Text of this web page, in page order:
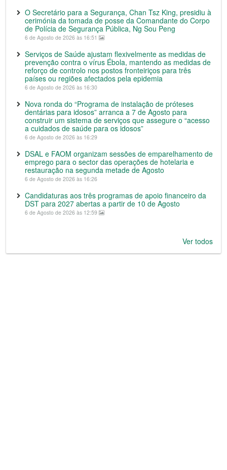
O Secretário para a Segurança, Chan Tsz King, presidiu à
cerimónia da tomada de posse da Comandante do Corpo
de Polícia de Segurança Pública, Ng Sou Peng
6 de Agosto de 2026 às 16:51
Serviços de Saúde ajustam flexivelmente as medidas de
prevenção contra o vírus Ébola, mantendo as medidas de
reforço de controlo nos postos fronteiriços para três
países ou regiões afectados pela epidemia
6 de Agosto de 2026 às 16:30
Nova ronda do “Programa de instalação de próteses
dentárias para idosos” arranca a 7 de Agosto para
construir um sistema de serviços que assegure o “acesso
a cuidados de saúde para os idosos”
6 de Agosto de 2026 às 16:29
DSAL e FAOM organizam sessões de emparelhamento de
emprego para o sector das operações de hotelaria e
restauração na segunda metade de Agosto
6 de Agosto de 2026 às 16:26
Candidaturas aos três programas de apoio financeiro da
DST para 2027 abertas a partir de 10 de Agosto
6 de Agosto de 2026 às 12:59
Ver todos